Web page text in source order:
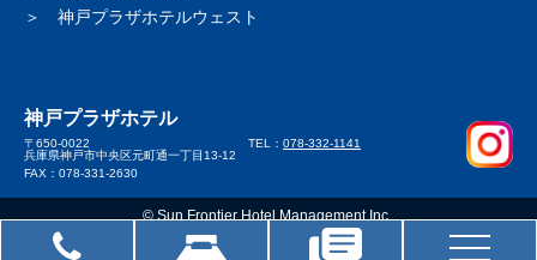
神戸プラザホテルウェスト
神戸プラザホテル
〒650-0022
兵庫県神戸市中央区元町通一丁目13-12
TEL： 078-332-1141
FAX：078-331-2630
© Sun Frontier Hotel Management Inc..